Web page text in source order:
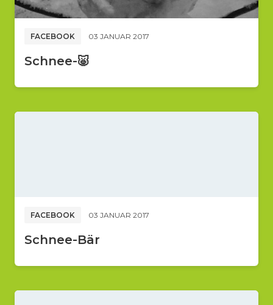
FACEBOOK 03 JANUAR 2017
Schnee-🐷
FACEBOOK 03 JANUAR 2017
Schnee-Bär